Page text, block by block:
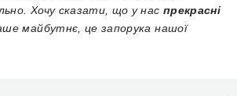
Хочу сказати, що у нас прекрасні
майбутнє, це запорука нашої